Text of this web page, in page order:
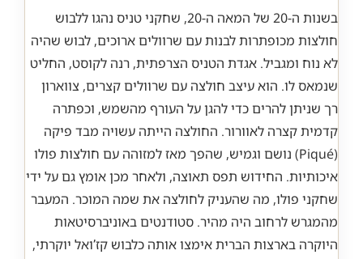
בשנות ה-20 של המאה ה-20, שחקני טניס נהגו ללבוש
חולצות מכופתרות לבנות עם שרוולים ארוכים, לבוש שהיה
לא נוח ומגביל. אגדת הטניס הצרפתית, רנה לקוסט, החליט
שנמאס לו. הוא עיצב חולצה עם שרוולים קצרים, צווארון
רך שניתן להרים כדי להגן על העורף מהשמש, וכפתרה
קדמית קצרה לאוורור. החולצה הייתה עשויה מבד פיקה
(Piqué) נושם וגמיש, שהפך מאז למזוהה עם חולצות פולו
איכותיות. החידוש תפס תאוצה, ולאחר מכן אומץ גם על ידי
שחקני פולו, מה שהעניק לחולצה את שמה המוכר. המעבר
מהמגרש לרחוב היה מהיר. סטודנטים באוניברסיטאות
היוקרה בארצות הברית אימצו אותה כלבוש קז’ואל יוקרתי,